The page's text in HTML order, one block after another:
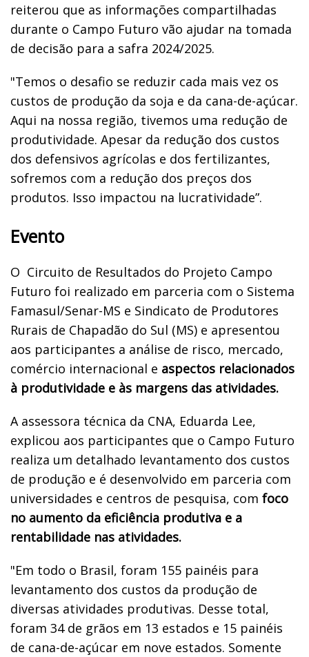
reiterou que as informações compartilhadas
durante o Campo Futuro vão ajudar na tomada
de decisão para a safra 2024/2025.
"Temos o desafio se reduzir cada mais vez os
custos de produção da soja e da cana-de-açúcar.
Aqui na nossa região, tivemos uma redução de
produtividade. Apesar da redução dos custos
dos defensivos agrícolas e dos fertilizantes,
sofremos com a redução dos preços dos
produtos. Isso impactou na lucratividade”.
Evento
O Circuito de Resultados do Projeto Campo
Futuro foi realizado em parceria com o Sistema
Famasul/Senar-MS e Sindicato de Produtores
Rurais de Chapadão do Sul (MS) e apresentou
aos participantes a análise de risco, mercado,
comércio internacional e aspectos relacionados
à produtividade e às margens das atividades.
A assessora técnica da CNA, Eduarda Lee,
explicou aos participantes que o Campo Futuro
realiza um detalhado levantamento dos custos
de produção e é desenvolvido em parceria com
universidades e centros de pesquisa, com foco
no aumento da eficiência produtiva e a
rentabilidade nas atividades.
"Em todo o Brasil, foram 155 painéis para
levantamento dos custos da produção de
diversas atividades produtivas. Desse total,
foram 34 de grãos em 13 estados e 15 painéis
de cana-de-açúcar em nove estados. Somente